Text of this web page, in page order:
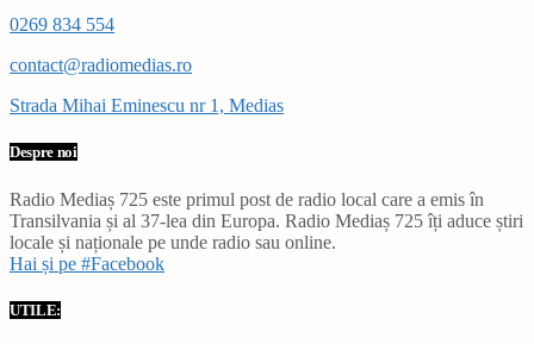
0269 834 554
contact@radiomedias.ro
Strada Mihai Eminescu nr 1, Medias
Despre noi
Radio Mediaș 725 este primul post de radio local care a emis în
Transilvania și al 37-lea din Europa. Radio Mediaș 725 îți aduce știri
locale și naționale pe unde radio sau online.
Hai și pe #Facebook
UTILE: